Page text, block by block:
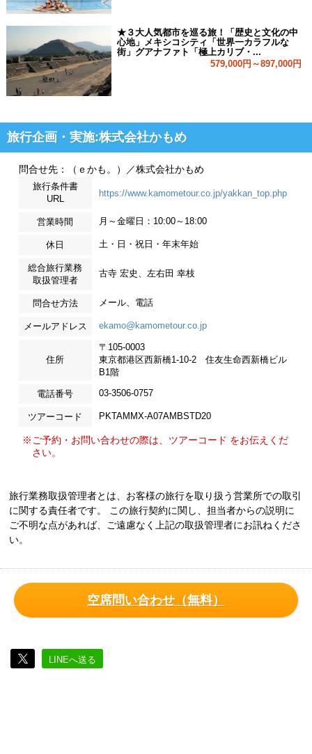
★３大人気都市を巡る旅！「歴史と文化の中
心地」メキシコシティ「世界一カラフルな
街」グアナファト「極上カリブ・...
579,000円～897,000円
旅行企画・実施:株式会社かもめ
問合せ先：（ｅかも。）／株式会社かもめ
旅行条件書
URL
https://www.kamometour.co.jp/yakkan_top.php
営業時間 月～金曜日：10:00～18:00
休日 土・日・祝日・年末年始
総合旅行業務
取扱管理者
古寺 宏史、左右田 幸枝
問合せ方法 メール、電話
メールアドレス ekamo@kamometour.co.jp
住所
〒105-0003
東京都港区西新橋1-10-2 住友生命西新橋ビル
B1階
電話番号 03-3506-0757
ツアーコード PKTAMMX-A07AMBSTD20
※ご予約・お問い合わせの際は、ツアーコード をお伝えくだ
さい。
旅行業務取扱管理者とは、お客様の旅行を取り扱う営業所での取引
に関する責任者です。 この旅行契約に関し、担当者からの説明に
ご不明な点があれば、ご遠慮なく上記の取扱管理者にお訊ねくださ
い。
空席問い合わせ（無料）
LINEへ送る